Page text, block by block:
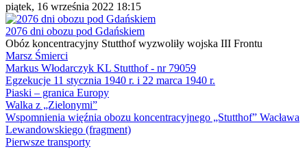
piątek, 16 września 2022 18:15
2076 dni obozu pod Gdańskiem
Obóz koncentracyjny Stutthof wyzwoliły wojska III Frontu
Marsz Śmierci
Markus Włodarczyk KL Stutthof - nr 79059
Egzekucje 11 stycznia 1940 r. i 22 marca 1940 r.
Piaski – granica Europy
Walka z „Zielonymi”
Wspomnienia więźnia obozu koncentracyjnego „Stutthof” Wacława
Lewandowskiego (fragment)
Pierwsze transporty